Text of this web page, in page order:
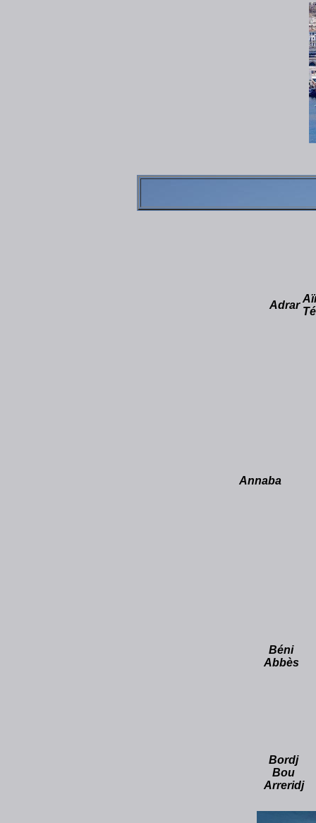
Adrar
Annaba
Béni
Abbès
Bordj
Bou
Arreridj